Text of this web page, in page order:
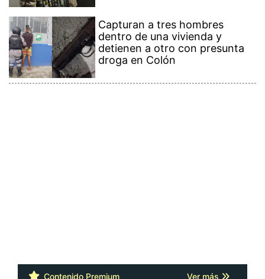
Capturan a tres hombres
dentro de una vivienda y
detienen a otro con presunta
droga en Colón
Contenido Premium Ver más